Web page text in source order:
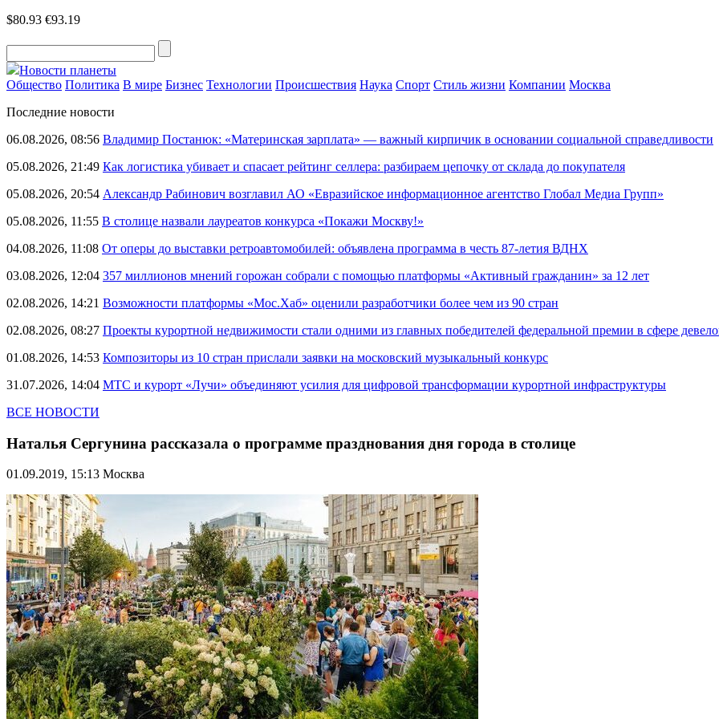
$80.93 €93.19
Новости планеты
Общество Политика В мире Бизнес Технологии Происшествия Наука Спорт Стиль жизни Компании Москва
Последние новости
06.08.2026, 08:56 Владимир Постанюк: «Материнская зарплата» — важный кирпичик в основании социальной справедливости
05.08.2026, 21:49 Как логистика убивает и спасает рейтинг селлера: разбираем цепочку от склада до покупателя
05.08.2026, 20:54 Александр Рабинович возглавил АО «Евразийское информационное агентство Глобал Медиа Групп»
05.08.2026, 11:55 В столице назвали лауреатов конкурса «Покажи Москву!»
04.08.2026, 11:08 От оперы до выставки ретроавтомобилей: объявлена программа в честь 87-летия ВДНХ
03.08.2026, 12:04 357 миллионов мнений горожан собрали с помощью платформы «Активный гражданин» за 12 лет
02.08.2026, 14:21 Возможности платформы «Мос.Хаб» оценили разработчики более чем из 90 стран
02.08.2026, 08:27 Проекты курортной недвижимости стали одними из главных победителей федеральной премии в сфере
01.08.2026, 14:53 Композиторы из 10 стран прислали заявки на московский музыкальный конкурс
31.07.2026, 14:04 МТС и курорт «Лучи» объединяют усилия для цифровой трансформации курортной инфраструктуры
ВСЕ НОВОСТИ
Наталья Сергунина рассказала о программе празднования дня города в столице
01.09.2019, 15:13 Москва